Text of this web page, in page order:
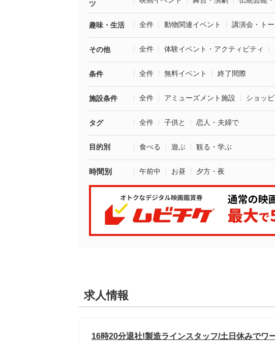
ツ
趣味・生活 全件 動物関連イベント 講演会・ト
その他 全件 体験イベント・アクティビティ
条件 全件 無料イベント 終了間際
施設条件 全件 アミューズメント施設 ショッ
タグ 全件 子供と 恋人・夫婦で
目的別 食べる 遊ぶ 観る・学ぶ
時間別 午前中 お昼 夕方・夜
求人情報
16時20分退社!製造ラインスタッフ/土日休みでワ